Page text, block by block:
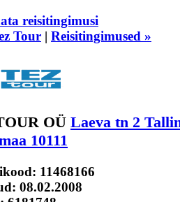
reisitingimusi
Tour | Reisitingimused »
OÜ Laeva tn 2
10111
11468166
08.02.2008